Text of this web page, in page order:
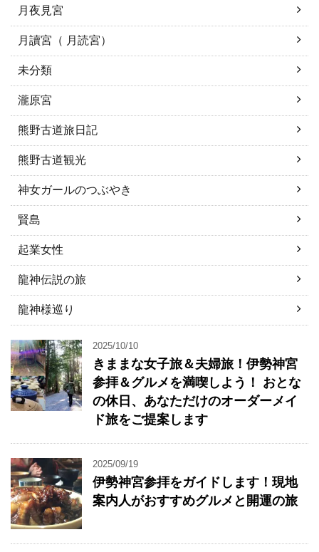
月夜見宮
月讀宮（ 月読宮）
未分類
瀧原宮
熊野古道旅日記
熊野古道観光
神女ガールのつぶやき
賢島
起業女性
龍神伝説の旅
龍神様巡り
2025/10/10
きままな女子旅＆夫婦旅！伊勢神宮
参拝＆グルメを満喫しよう！ おとな
の休日、あなただけのオーダーメイ
ド旅をご提案します
2025/09/19
伊勢神宮参拝をガイドします！現地
案内人がおすすめグルメと開運の旅